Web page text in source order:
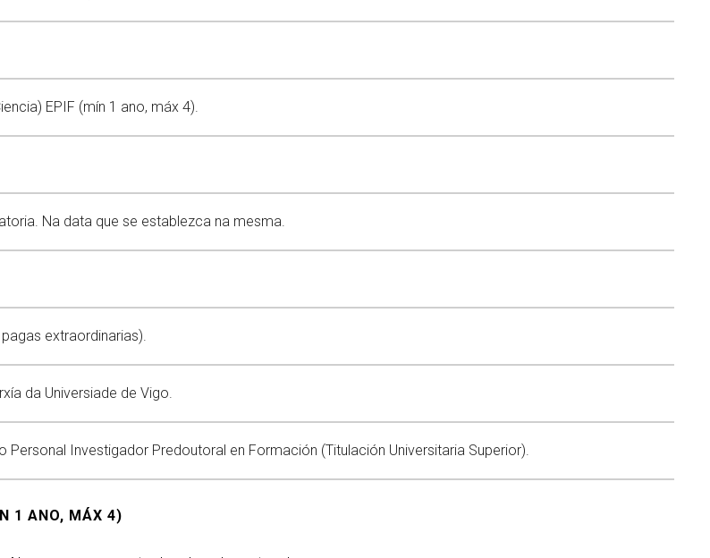
EPIF (mín 1 ano, máx 4).
Na data que se establezca na mesma.
extraordinarias).
da Universiade de Vigo.
Personal Investigador Predoutoral en Formación (Titulación Universitaria Superior).
1 ANO, MÁX 4)